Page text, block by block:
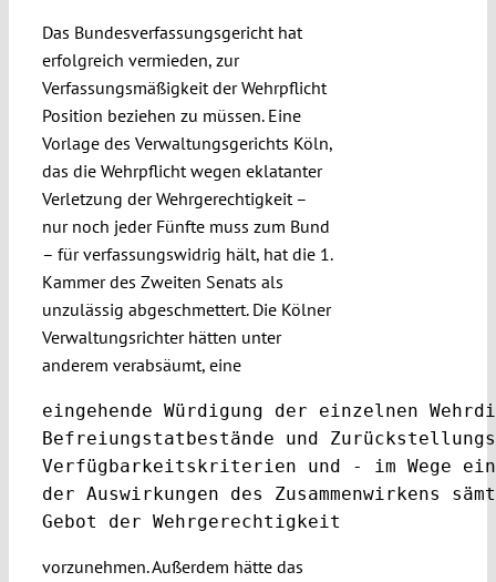
Submissions
Funding
Projects
Das Bundesverfassungsgericht hat
erfolgreich vermieden, zur
Verfassungsmäßigkeit der Wehrpflicht
Position beziehen zu müssen. Eine
Vorlage des Verwaltungsgerichts Köln,
das die Wehrpflicht wegen eklatanter
Verletzung der Wehrgerechtigkeit –
nur noch jeder Fünfte muss zum Bund
– für verfassungswidrig hält, hat die 1.
Kammer des Zweiten Senats als
unzulässig abgeschmettert. Die Kölner
Verwaltungsrichter hätten unter
anderem verabsäumt, eine
eingehende Würdigung der einzelnen
Befreiungstatbestände und
Verfügbarkeitskriterien und - im Wege
der Auswirkungen des Zusammenwirkens
Gebot der Wehrgerechtigkeit
vorzunehmen. Außerdem hätte das